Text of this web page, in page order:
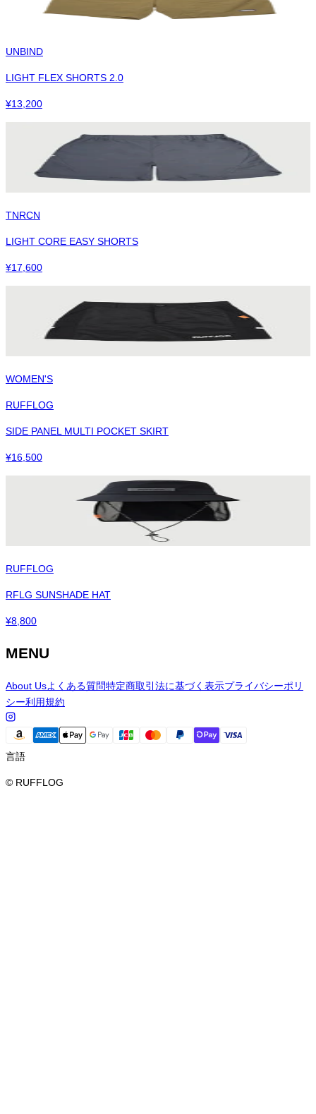
UNBIND
LIGHT FLEX SHORTS 2.0
¥13,200
TNRCN
LIGHT CORE EASY SHORTS
¥17,600
WOMEN'S
RUFFLOG
SIDE PANEL MULTI POCKET SKIRT
¥16,500
RUFFLOG
RFLG SUNSHADE HAT
¥8,800
MENU
About Usよくある質問特定商取引法に基づく表示プライバシーポリ
シー利用規約
言語
© RUFFLOG